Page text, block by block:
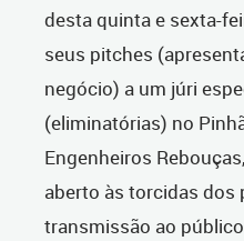
desta quinta e sexta-
seus pitches
negócio) a um júri
(eliminatórias) no
Engenheiros
aberto às torcidas dos
transmissão ao